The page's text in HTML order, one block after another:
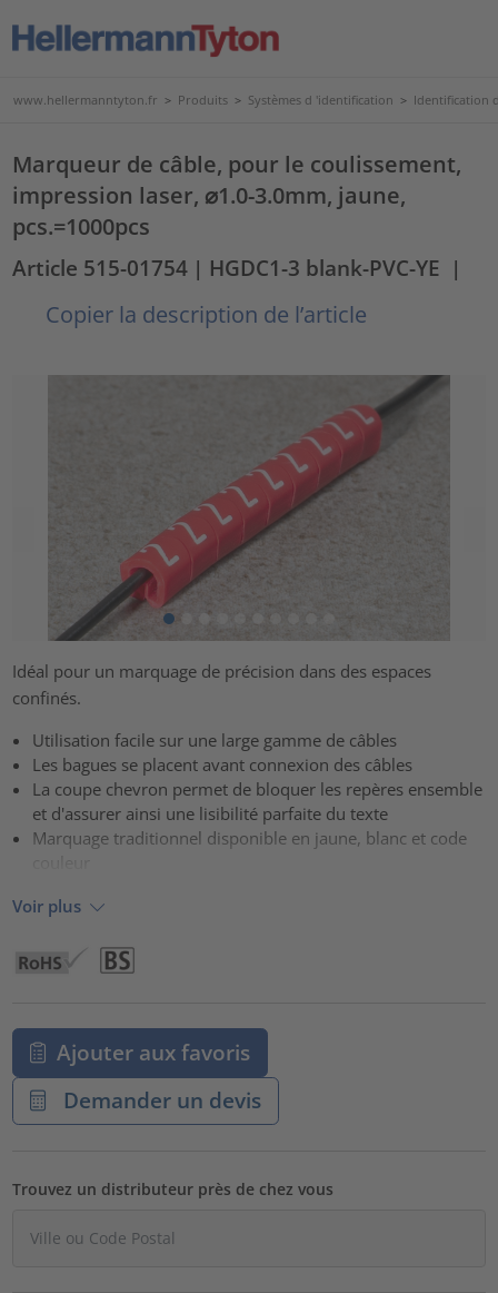
www.hellermanntyton.fr > Produits > Systèmes d 'identification > Identification
Marqueur de câble, pour le coulissement,
impression laser, ⌀1.0-3.0mm, jaune,
pcs.=1000pcs
Article 515-01754 | HGDC1-3 blank-PVC-YE |
Copier la description de l’article
Idéal pour un marquage de précision dans des espaces
confinés.
Utilisation facile sur une large gamme de câbles
Les bagues se placent avant connexion des câbles
La coupe chevron permet de bloquer les repères ensemble
et d'assurer ainsi une lisibilité parfaite du texte
Marquage traditionnel disponible en jaune, blanc et code
Voir plus
Ajouter aux favoris
Demander un devis
Trouvez un distributeur près de chez vous